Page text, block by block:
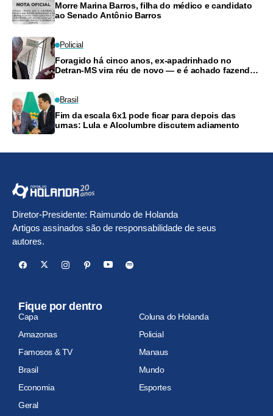
Morre Marina Barros, filha do médico e candidato
ao Senado Antônio Barros
Policial
Foragido há cinco anos, ex-apadrinhado no
Detran-MS vira réu de novo — e é achado fazendo
Brasil
Fim da escala 6x1 pode ficar para depois das
urnas: Lula e Alcolumbre discutem adiamento
Diretor-Presidente: Raimundo de Holanda
Artigos assinados são de responsabilidade de seus
autores.
Fique por dentro
Capa
Coluna do Holanda
Amazonas
Policial
Famosos & TV
Manaus
Brasil
Mundo
Economia
Esportes
Geral